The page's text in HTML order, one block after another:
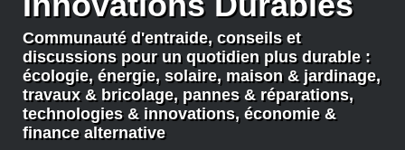
Communauté d'entraide, conseils et
discussions pour un quotidien plus durable :
écologie, énergie, solaire, maison & jardinage,
travaux & bricolage, pannes & réparations,
technologies & innovations, économie &
finance alternative